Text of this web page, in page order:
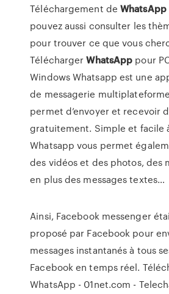
Téléchargement deWhatsApp
pouvez aussi consulter les
pour trouver ce que vous
TéléchargerWhatsApp pour
Windows Whatsapp est une
de messagerie
permet d’envoyer et recevoir
gratuitement. Simple et facile
Whatsapp vous permet
des vidéos et des photos, des
en plus des messages textes…
Ainsi, Facebook messenger
proposé par Facebook pour
messages instantanés à tous
Facebook en temps réel.
WhatsApp - 01net.com -